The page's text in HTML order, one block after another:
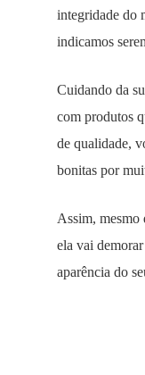
integridade do
indicamos
Cuidando da
com produtos
de qualidade,
bonitas por
Assim, mesmo
ela vai
aparência do